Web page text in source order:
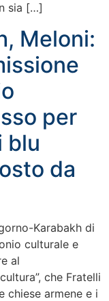
sia […]
Meloni:
per
blu
da
Karabakh di
culturale e
al
che Fratelli
chiese armene e i